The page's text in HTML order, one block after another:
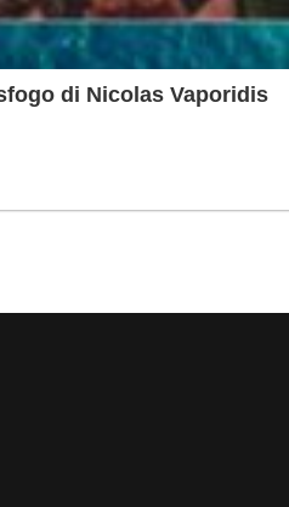
di Nicolas Vaporidis